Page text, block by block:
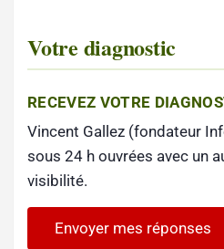
Votre diagnostic
RECEVEZ VOTRE
Vincent Gallez (fondateur
sous 24 h ouvrées avec un
visibilité.
Envoyer mes réponses